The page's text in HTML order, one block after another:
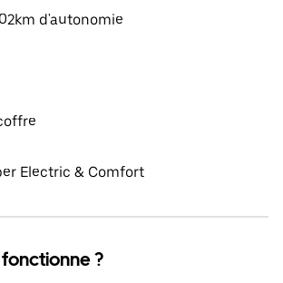
d'autonomie
Electric & Comfort
?